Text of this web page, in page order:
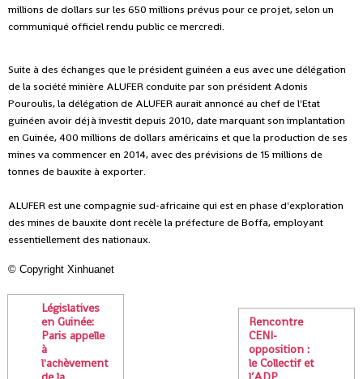
millions de dollars sur les 650 millions prévus pour ce projet, selon un
communiqué officiel rendu public ce mercredi.
Suite à des échanges que le président guinéen a eus avec une délégation
de la société minière ALUFER conduite par son président Adonis
Pouroulis, la délégation de ALUFER aurait annoncé au chef de l'Etat
guinéen avoir déjà investit depuis 2010, date marquant son implantation
en Guinée, 400 millions de dollars américains et que la production de ses
mines va commencer en 2014, avec des prévisions de 15 millions de
tonnes de bauxite à exporter.
ALUFER est une compagnie sud-africaine qui est en phase d'exploration
des mines de bauxite dont recèle la préfecture de Boffa, employant
essentiellement des nationaux.
© Copyright Xinhuanet
Législatives
en Guinée:
Paris appelle
à
l'achèvement
Rencontre
CENI-
opposition :
le Collectif et